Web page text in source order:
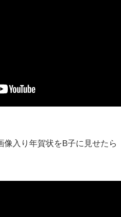
像入り年賀状をB子に見せたら